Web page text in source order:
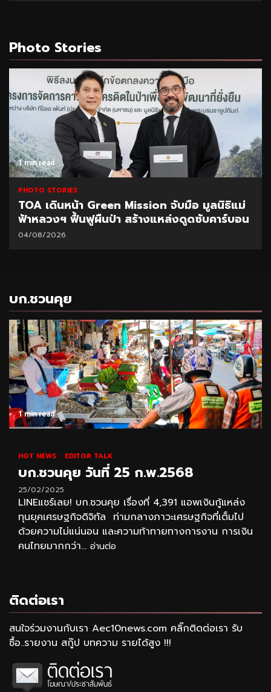
Photo Stories
1 min read
PHOTO STORIES
TOA เดินหน้า Green Mission จับมือ มูลนิธิแม่
ฟ้าหลวงฯ ฟื้นฟูผืนป่า สร้างแหล่งดูดซับคาร์บอน
04/08/2026
บก.ชวนคุย
1 min read
HOT NEWS EDITOR TALK
บก.ชวนคุย วันที่ 25 ก.พ.2568
25/02/2025
LINEแชร์เลย! บก.ชวนคุย เรื่องที่ 4,391 แอพเงินกู้แหล่ง
ทุนยุคเศรษฐกิจดิจิทัล ท่ามกลางภาวะเศรษฐกิจที่เต็มไป
ด้วยความไม่แน่นอน และความท้าทายทางการงาน การเงิน
คนไทยมากกว่า... อ่านต่อ
ติดต่อเรา
สนใจร่วมงานกับเรา Aec10news.com คลิ๊กติดต่อเรา รับ
ซื้อ..รายงาน สกู๊ป บทความ รายได้สูง !!!